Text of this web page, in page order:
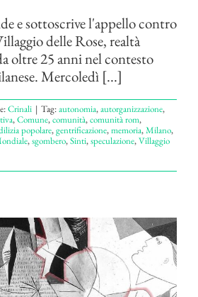
e sottoscrive l'appello contro
delle Rose, realtà
oltre 25 anni nel contesto
Mercoledì [...]
Crinali | Tag:autonomia,autorganizzazione,
,Comune,comunità,comunità rom,
popolare,gentrificazione,memoria,Milano,
,sgombero,Sinti,speculazione,Villaggio